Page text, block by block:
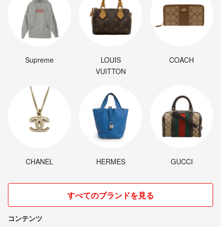
Supreme
LOUIS
VUITTON
COACH
CHANEL HERMES GUCCI
すべてのブランドを見る
コンテンツ